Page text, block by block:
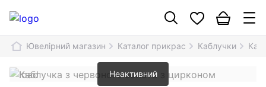
Ювелірний магазин Каталог прикрас Каблучки
Неактивний